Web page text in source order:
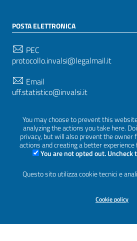
You may choose to prevent this
analyzing the actions you take here.
privacy, but will also prevent the
actions and creating a better
You are not opted out.
Questo sito utilizza cookie tecnici e
Cookie policy
POSTA ELETTRONICA
PEC
protocollo.invalsi@legalmail.it
Email
uff.statistico@invalsi.it
restituzione.dati@invalsi.it
SEGUICI SU
Sezione Link Utili
| Basato sul Prototipo per siti